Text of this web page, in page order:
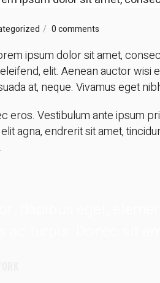
0 comments
ipsum dolor sit amet,
elit. Aenean auctor wisi
at, neque. Vivamus eget
eros. Vestibulum ante ipsum
agna, endrerit sit amet,